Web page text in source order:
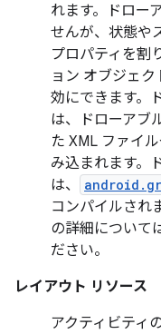
れます。ドロー
せんが、状態や
プロパティを割
ョン オブジェ
効にできます。
は、ドローアブ
た XML ファイ
み込まれます。
は、
コンパイルされ
の詳細について
ださい。
レイアウト リソース
アクティビティ